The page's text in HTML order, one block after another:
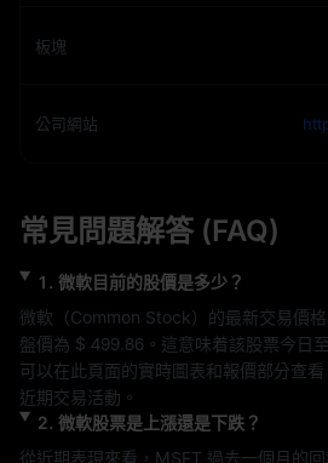
板塊
公司網站
常見問題解答 (FAQ)
1 . 微軟目前的股價是多少？
微軟 （Common Stock）的最新交易價
盤價為 $ 499.86 。這意味着該股票今日
可以在此頁面的實時圖表和報價部分查看
近期交易活動。
2. 微軟股票是上漲還是下跌？
從近期表現來看， MSFT 過去一個月的